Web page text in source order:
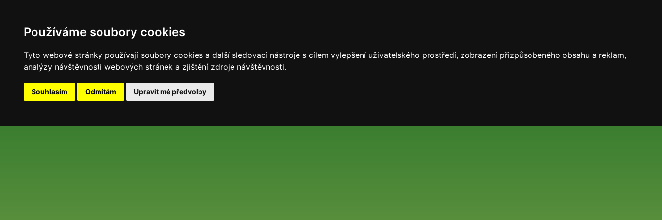
Používáme soubory cookies
Tyto webové stránky používají soubory cookies a další sledovací nástroje s cílem vylepšení uživatelského prostředí, zobrazení přizpůsobeného obsahu a reklam,
analýzy návštěvnosti webových stránek a zjištění zdroje návštěvnosti.
Souhlasím Odmítám Upravit mé předvolby